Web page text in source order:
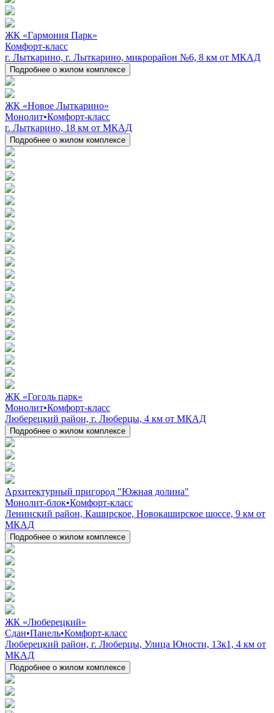
ЖК «Гармония Парк»
Комфорт-класс
г. Лыткарино, г. Лыткарино, микрорайон №6, 8 км от МКАД
Подробнее о жилом комплексе
ЖК «Новое Лыткарино»
Монолит•Комфорт-класс
г. Лыткарино, 18 км от МКАД
Подробнее о жилом комплексе
ЖК «Гоголь парк»
Монолит•Комфорт-класс
Люберецкий район, г. Люберцы, 4 км от МКАД
Подробнее о жилом комплексе
Архитектурный пригород "Южная долина"
Монолит-блок•Комфорт-класс
Ленинский район, Каширское, Новокаширское шоссе, 9 км от
МКАД
Подробнее о жилом комплексе
ЖК «Люберецкий»
Сдан•Панель•Комфорт-класс
Люберецкий район, г. Люберцы, Улица Юности, 13к1, 4 км от
МКАД
Подробнее о жилом комплексе